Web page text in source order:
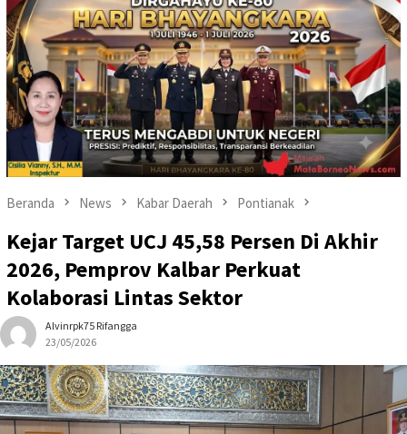
Beranda News Kabar Daerah Pontianak
Kejar Target UCJ 45,58 Persen Di Akhir
2026, Pemprov Kalbar Perkuat
Kolaborasi Lintas Sektor
Alvinrpk75 Rifangga
23/05/2026